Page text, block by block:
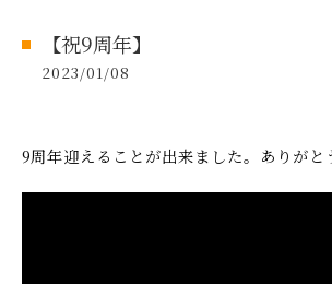
【祝9周年】
2023/01/08
9周年迎えることが出来ました。ありがと